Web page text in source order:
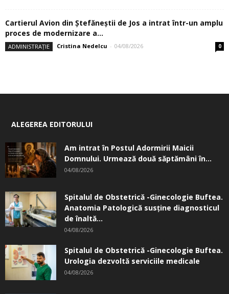
Cartierul Avion din Ştefăneştii de Jos a intrat într-un amplu
proces de modernizare a...
ADMINISTRAȚIE Cristina Nedelcu - 04/08/2026 0
ALEGEREA EDITORULUI
Am intrat în Postul Adormirii Maicii
Domnului. Urmează două săptămâni în...
04/08/2026
Spitalul de Obstetrică -Ginecologie Buftea.
Anatomia Patologică susţine diagnosticul
de înaltă...
04/08/2026
Spitalul de Obstetrică -Ginecologie Buftea.
Urologia dezvoltă serviciile medicale
04/08/2026